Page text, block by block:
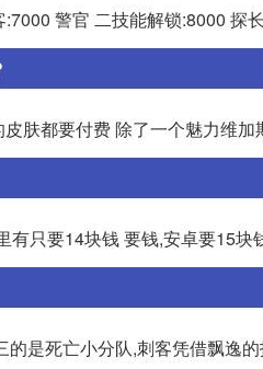
警官 二技能解锁:8000 探
肤都要付费 除了一个魅力维
有只要14块钱 要钱,安卓要15
是死亡小分队,刺客凭借飘逸